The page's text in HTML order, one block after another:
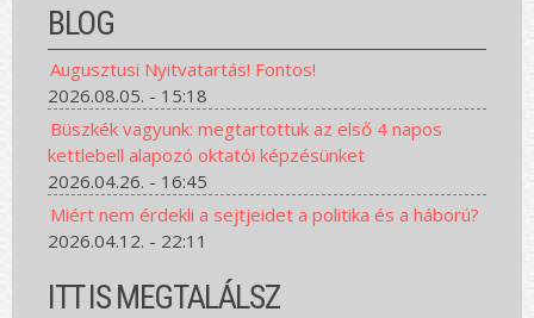
BLOG
Augusztusi Nyitvatartás! Fontos!
2026.08.05. - 15:18
Büszkék vagyunk: megtartottuk az első 4 napos
kettlebell alapozó oktatói képzésünket
2026.04.26. - 16:45
Miért nem érdekli a sejtjeidet a politika és a háború?
2026.04.12. - 22:11
ITT IS MEGTALÁLSZ